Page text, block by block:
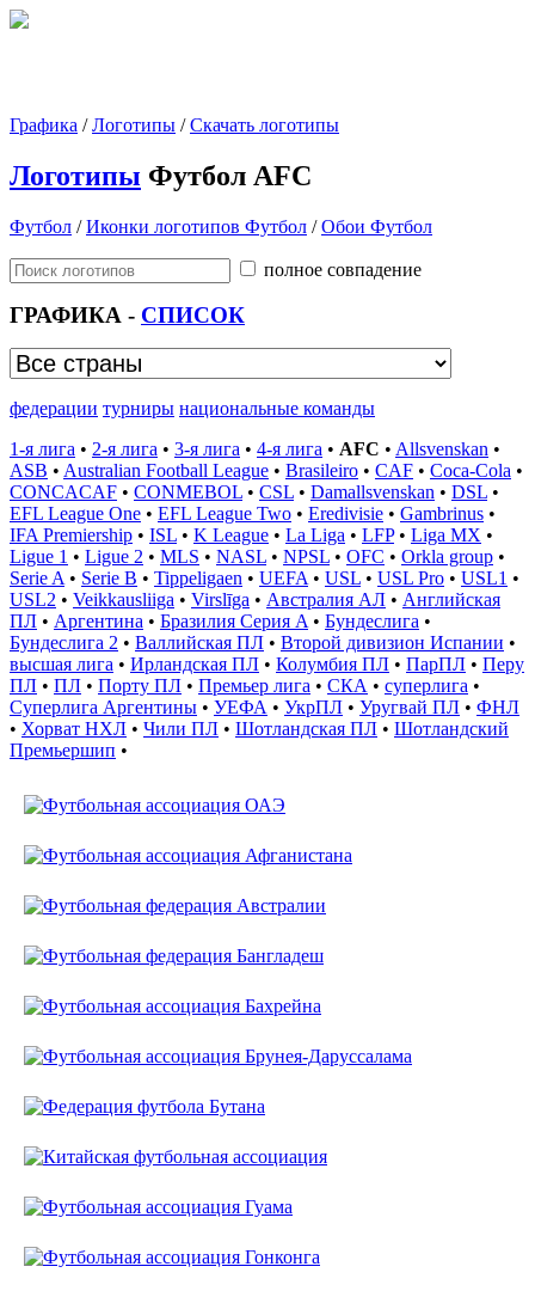
Графика /Логотипы /Скачать логотипы
Логотипы Футбол AFC
Футбол /Иконки логотипов Футбол /Обои Футбол
полное совпадение
ГРАФИКА - СПИСОК
федерации турниры национальные команды
1-я лига • 2-я лига • 3-я лига • 4-я лига • AFC • Allsvenskan •
ASB • Australian Football League • Brasileiro • CAF • Coca-Cola •
CONCACAF • CONMEBOL • CSL • Damallsvenskan • DSL •
EFL League One • EFL League Two • Eredivisie • Gambrinus •
IFA Premiership • ISL • K League • La Liga • LFP• Liga MX •
Ligue 1 • Ligue 2 • MLS • NASL • NPSL • OFC • Orkla group •
Serie A • Serie B • Tippeligaen • UEFA • USL • USL Pro • USL1 •
USL2 • Veikkausliiga • Virslīga • Австралия АЛ • Английская
ПЛ • Аргентина • Бразилия Серия A • Бундеслига •
Бундеслига 2 • Валлийская ПЛ • Второй дивизион Испании •
высшая лига • Ирландская ПЛ • Колумбия ПЛ • ПарПЛ • Перу
ПЛ • ПЛ • Порту ПЛ • Премьер лига • СКА • суперлига •
Суперлига Аргентины • УЕФА • УкрПЛ • Уругвай ПЛ • ФНЛ
• Хорват НХЛ • Чили ПЛ • Шотландская ПЛ • Шотландский
Премьершип •